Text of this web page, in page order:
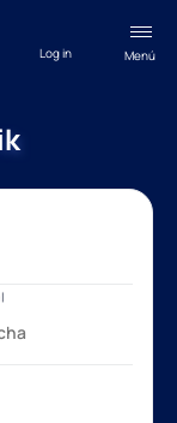
Menú
Log in